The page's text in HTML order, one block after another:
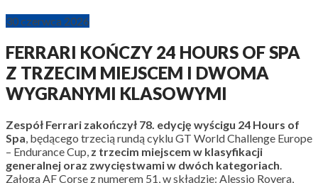
30 czerwca 2026
FERRARI KOŃCZY 24 HOURS OF SPA
Z TRZECIM MIEJSCEM I DWOMA
WYGRANYMI KLASOWYMI
Zespół Ferrari zakończył 78. edycję wyścigu 24 Hours of
Spa , będącego trzecią rundą cyklu GT World Challenge Europe
– Endurance Cup, z trzecim miejscem w klasyfikacji
generalnej oraz zwycięstwami w dwóch kategoriach
Załoga AF Corse z numerem 51, w składzie: Alessio Rovera,